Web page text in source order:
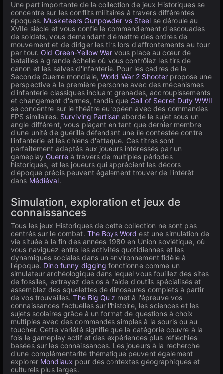
Une part importante de la collection de jeux Historiques se
concentre sur les conflits militaires à travers différentes
époques. Musketeers Gunpowder vs Steel se déroule au
XVIIe siècle et vous confie le commandement d'escouades
de soldats, vous demandant d'émettre des ordres de
mouvement et de diriger les tirs lors d'affrontements au tour
par tour. Old Green-Yellow War vous place au cœur de
batailles à grande échelle où vous contrôlez les tirs de
canon et les salves d'infanterie. Pour les cadres de la
Seconde Guerre mondiale, World War 2 Shooter propose une
perspective à la première personne avec des mécanismes
d'infanterie classiques incluant grenades, accroupissements
et changement d'armes, tandis que Call of Secret Duty WWII
se concentre sur le théâtre européen avec des commandes
FPS similaires. Surviving Partisan aborde le sujet sous un
angle différent, vous plaçant en tant que dernier membre
d'une unité de guérilla défendant une île contestée contre
l'infanterie et les chiens d'attaque. Ces titres sont
parfaitement adaptés aux joueurs intéressés par un
gameplay Guerreà travers de multiples périodes
historiques, et les joueurs qui apprécient les décors
d'époque précis peuvent également trouver de l'intérêt
dans Médiéval.
Simulation, exploration et jeux de
connaissances
Tous les jeux Historiques de cette collection ne sont pas
centrés sur le combat. The Boys Word est une simulation de
vie située à la fin des années 1980 en Union soviétique, où
vous naviguez entre les activités quotidiennes et les
dynamiques sociales dans un environnement fidèle à
l'époque. Dino funny digging fonctionne comme un
simulateur archéologique dans lequel vous fouillez des sites
de fossiles, extrayez des os à l'aide d'outils spécialisés et
assemblez des squelettes de dinosaures complets à partir
de vos trouvailles.The Big Quiz met à l'épreuve vos
connaissances factuelles sur l'histoire, les sciences et les
sujets scolaires grâce à un format de questions à choix
multiples avec des commandes simples à la souris ou au
toucher. Cette variété signifie que la catégorie couvre à la
fois le gameplay actif et des expériences plus réfléchies
basées sur les connaissances. Les joueurs à la recherche
d'une complémentarité thématique peuvent également
explorer Mondiaux pour des contextes géographiques et
culturels plus larges.